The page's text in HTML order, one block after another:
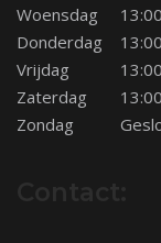
Woensdag
Donderdag
Vrijdag
Zaterdag
Zondag